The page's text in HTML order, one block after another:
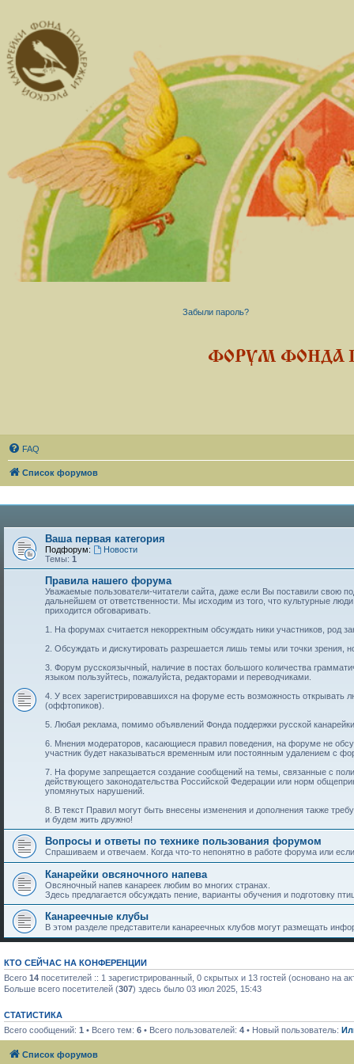
Забыли пароль?
ФОРУМ ФОНДА
FAQ
Список форумов
Ваша первая категория
Подфорум:
Новости
Темы: 1
Правила нашего форума
Уважаемые пользователи-читатели сайта, даже если Вы поставили свою
дальнейшем от ответственности. Мы исходим из того, что культурные
приходится обговаривать.
1. На форумах считается некорректным обсуждать ники участников, род
2. Обсуждать и дискутировать разрешается лишь темы или точки зрения,
3. Форум русскоязычный, наличие в постах большого количества
языком пользуйтесь, пожалуйста, редакторами и переводчиками.
4. У всех зарегистрировавшихся на форуме есть возможность
(оффтопиков).
5. Любая реклама, помимо объявлений Фонда поддержки русской
6. Мнения модераторов, касающиеся правил поведения, на форуме не
участник будет наказываться временным или постоянным удалением с
7. На форуме запрещается создание сообщений на темы, связанные с
действующего законодательства Российской Федерации или норм
упомянутых нарушений.
8. В текст Правил могут быть внесены изменения и дополнения также
и будем жить дружно!
Вопросы и ответы по технике пользования форумом
Спрашиваем и отвечаем. Когда что-то непонятно в работе форума или
Канарейки овсяночного напева
Овсяночный напев канареек любим во многих странах.
Здесь предлагается обсуждать пение, варианты обучения и подготовку
Канареечные клубы
В этом разделе представители канареечных клубов могут размещать
КТО СЕЙЧАС НА КОНФЕРЕНЦИИ
Всего 14 посетителей :: 1 зарегистрированный, 0 скрытых и 13 гостей (основано на
Больше всего посетителей (307) здесь было 03 июл 2025, 15:43
СТАТИСТИКА
Всего сообщений: 1 • Всего тем: 6 • Всего пользователей: 4 • Новый пользователь:
Список форумов